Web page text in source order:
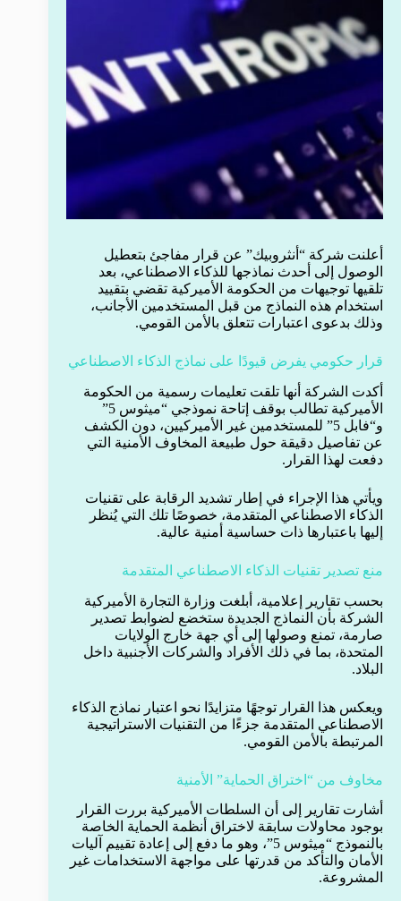
أعلنت شركة “أنثروبيك” عن قرار مفاجئ بتعطيل
الوصول إلى أحدث نماذجها للذكاء الاصطناعي، بعد
تلقيها توجيهات من الحكومة الأميركية تقضي بتقييد
استخدام هذه النماذج من قبل المستخدمين الأجانب،
وذلك بدعوى اعتبارات تتعلق بالأمن القومي.
قرار حكومي يفرض قيودًا على نماذج الذكاء الاصطناعي
أكدت الشركة أنها تلقت تعليمات رسمية من الحكومة
الأميركية تطالب بوقف إتاحة نموذجي “ميثوس 5”
و“فابل 5” للمستخدمين غير الأميركيين، دون الكشف
عن تفاصيل دقيقة حول طبيعة المخاوف الأمنية التي
دفعت لهذا القرار.
ويأتي هذا الإجراء في إطار تشديد الرقابة على تقنيات
الذكاء الاصطناعي المتقدمة، خصوصًا تلك التي يُنظر
إليها باعتبارها ذات حساسية أمنية عالية.
منع تصدير تقنيات الذكاء الاصطناعي المتقدمة
بحسب تقارير إعلامية، أبلغت وزارة التجارة الأميركية
الشركة بأن النماذج الجديدة ستخضع لضوابط تصدير
صارمة، تمنع وصولها إلى أي جهة خارج الولايات
المتحدة، بما في ذلك الأفراد والشركات الأجنبية داخل
البلاد.
ويعكس هذا القرار توجهًا متزايدًا نحو اعتبار نماذج الذكاء
الاصطناعي المتقدمة جزءًا من التقنيات الاستراتيجية
المرتبطة بالأمن القومي.
مخاوف من “اختراق الحماية” الأمنية
أشارت تقارير إلى أن السلطات الأميركية بررت القرار
بوجود محاولات سابقة لاختراق أنظمة الحماية الخاصة
بالنموذج “ميثوس 5”، وهو ما دفع إلى إعادة تقييم آليات
الأمان والتأكد من قدرتها على مواجهة الاستخدامات غير
المشروعة.